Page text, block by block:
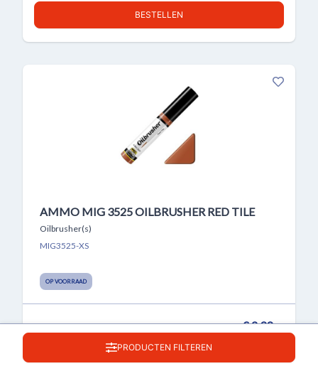
PRODUCTEN FILTEREN
BESTELLEN
AMMO MIG 3525 OILBRUSHER RED TILE
Oilbrusher(s)
MIG3525-XS
OP VOORRAAD
€ 2,99
BESTELLEN